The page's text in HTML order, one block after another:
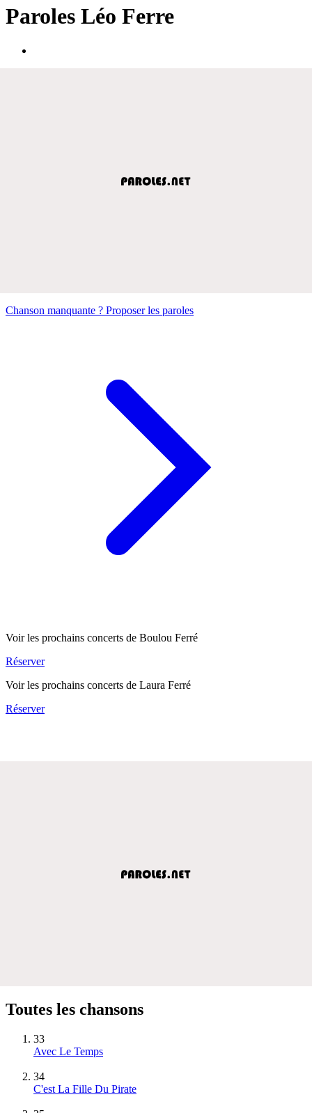
Paroles Léo Ferre
Chanson manquante ? Proposer les paroles
Voir les prochains concerts de Boulou Ferré
Réserver
Voir les prochains concerts de Laura Ferré
Réserver
Toutes les chansons
33
Avec Le Temps
34
C'est La Fille Du Pirate